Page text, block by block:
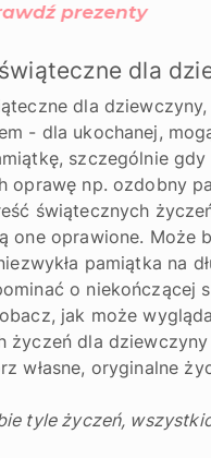
dla
dla
- dla ukochanej,
szczególnie
oprawę np. ozdobny
świątecznych
one oprawione. Może
pamiątka na
o niekończącej
jak może
życzeń dla
własne, oryginalne
tyle życzeń,